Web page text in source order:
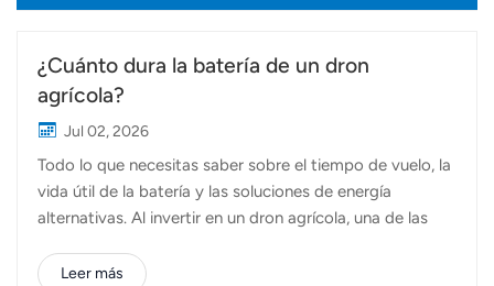
¿Cuánto dura la batería de un dron
agrícola?
Jul 02, 2026
Todo lo que necesitas saber sobre el tiempo de vuelo, la
vida útil de la batería y las soluciones de energía
alternativas. Al invertir en un dron agrícola, una de las
es:"¿Cuánto dura la batería?" La respuesta depende de
Leer más